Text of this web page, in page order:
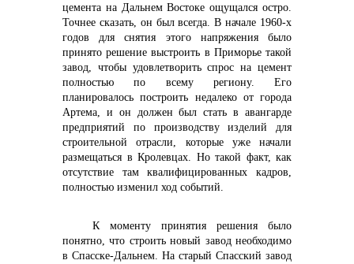
+7 (423) 234 50 50
цемента на Дальнем Востоке ощущался остро.
Точнее сказать, он был всегда. В начале 1960-х
годов для снятия этого напряжения было
принято решение выстроить в Приморье такой
завод, чтобы удовлетворить спрос на цемент
полностью по всему региону. Его
планировалось построить недалеко от города
Артема, и он должен был стать в авангарде
предприятий по производству изделий для
строительной отрасли, которые уже начали
размещаться в Кролевцах. Но такой факт, как
отсутствие там квалифицированных кадров,
полностью изменил ход событий.
К моменту принятия решения было
понятно, что строить новый завод необходимо
в Спасске-Дальнем. На старый Спасский завод